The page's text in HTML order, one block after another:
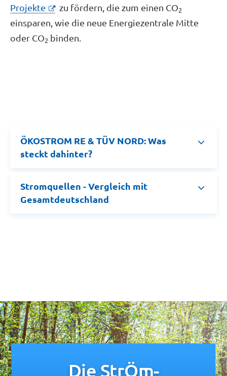
Projekte
zu fördern, die zum einen CO2
einsparen, wie die neue Energiezentrale Mitte
oder CO2 binden.
ÖKOSTROM RE & TÜV NORD: Was
steckt dahinter?
Stromquellen - Vergleich mit
Gesamtdeutschland
Die StrÖm-